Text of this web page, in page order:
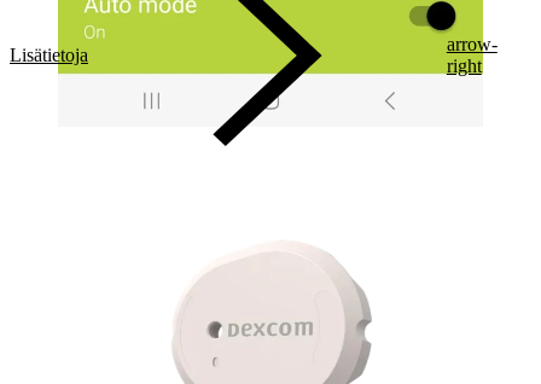
Lisätietoja
arrow-
right